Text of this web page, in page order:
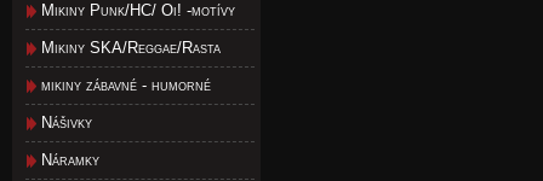
Mikiny Punk/HC/ Oi! -motívy
Mikiny SKA/Reggae/Rasta
mikiny zábavné - humorné
Nášivky
Náramky